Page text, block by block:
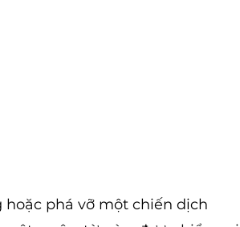
phá vỡ một chiến dịch